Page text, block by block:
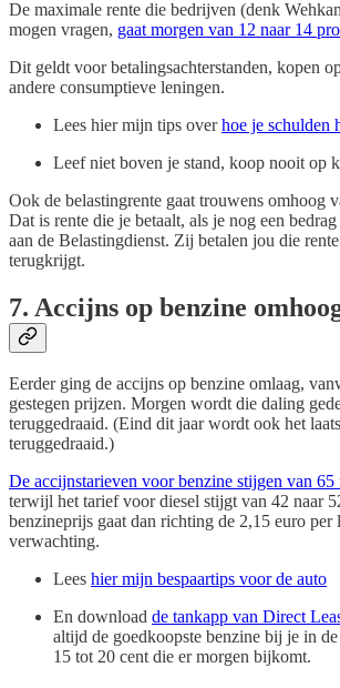
De maximale rente die bedrijven (denk
mogen vragen, gaat morgen van 12 naar 14
Dit geldt voor betalingsachterstanden, kopen
andere consumptieve leningen.
Lees hier mijn tips overhoe je schulden
Leef niet boven je stand, koop nooit op
Ook de belastingrente gaat trouwens omhoog
Dat is rente die je betaalt, als je nog een
aan de Belastingdienst. Zij betalen jou die
terugkrijgt.
7. Accijns op benzine
Eerder ging de accijns op benzine omlaag,
gestegen prijzen. Morgen wordt die daling
teruggedraaid. (Eind dit jaar wordt ook het
teruggedraaid.)
De accijnstarieven voor benzine stijgen van 65
terwijl het tarief voor diesel stijgt van 42 naar
benzineprijs gaat dan richting de 2,15 euro per
verwachting.
Lees hier mijn bespaartips voor de auto
En download de tankapp van Direct
altijd de goedkoopste benzine bij je in
15 tot 20 cent die er morgen bijkomt.